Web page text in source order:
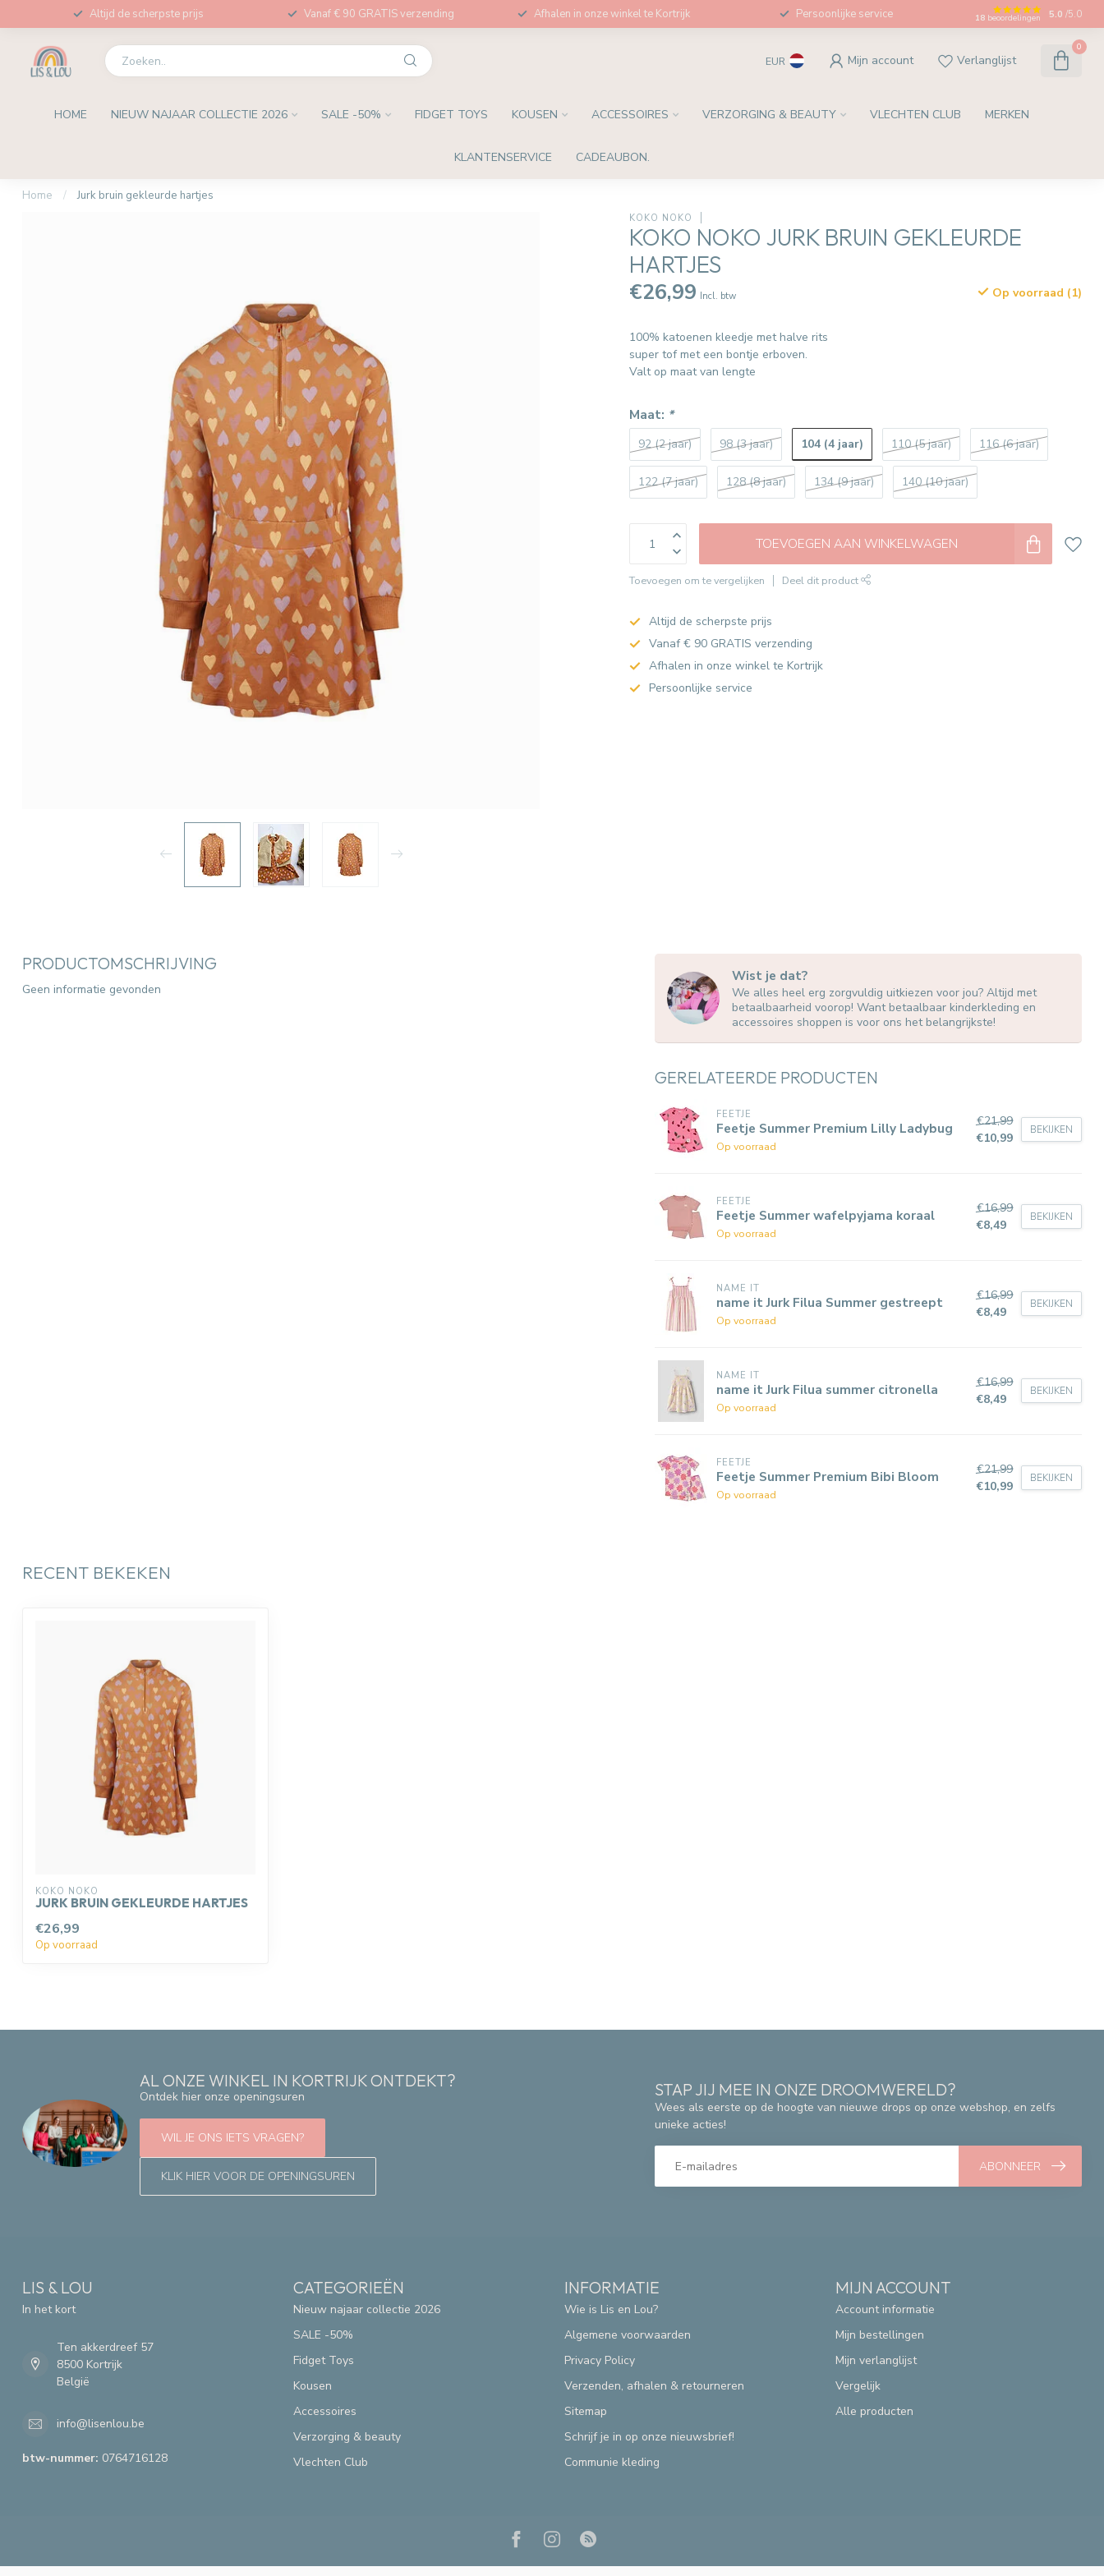
Altijd de scherpste prijs Vanaf € 90 GRATIS verzending Afhalen in onze winkel te Kortrijk Persoonlijke service 18 beoordelingen 5.0 /5.0
EUR Mijn account Verlanglijst
0
HOME NIEUW NAJAAR COLLECTIE 2026 SALE -50% FIDGET TOYS KOUSEN ACCESSOIRES VERZORGING & BEAUTY VLECHTEN CLUB MERKEN
KLANTENSERVICE CADEAUBON.
Home / Jurk bruin gekleurde hartjes
KOKO NOKO
KOKO NOKO JURK BRUIN GEKLEURDE
HARTJES
€26,99 Incl. btw Op voorraad (1)
100% katoenen kleedje met halve rits
super tof met een bontje erboven.
Valt op maat van lengte
Maat: *
92 (2 jaar) 98 (3 jaar) 104 (4 jaar) 110 (5 jaar) 116 (6 jaar)
122 (7 jaar) 128 (8 jaar) 134 (9 jaar) 140 (10 jaar)
TOEVOEGEN AAN WINKELWAGEN
Toevoegen om te vergelijken Deel dit product
Altijd de scherpste prijs
Vanaf € 90 GRATIS verzending
Afhalen in onze winkel te Kortrijk
Persoonlijke service
PRODUCTOMSCHRIJVING
Geen informatie gevonden
Wist je dat?
We alles heel erg zorgvuldig uitkiezen voor jou? Altijd met
betaalbaarheid voorop! Want betaalbaar kinderkleding en
accessoires shoppen is voor ons het belangrijkste!
GERELATEERDE PRODUCTEN
FEETJE
Feetje Summer Premium Lilly Ladybug
Op voorraad
€21,99
€10,99
BEKIJKEN
FEETJE
Feetje Summer wafelpyjama koraal
Op voorraad
€16,99
€8,49
BEKIJKEN
NAME IT
name it Jurk Filua Summer gestreept
Op voorraad
€16,99
€8,49
BEKIJKEN
NAME IT
name it Jurk Filua summer citronella
Op voorraad
€16,99
€8,49
BEKIJKEN
FEETJE
Feetje Summer Premium Bibi Bloom
Op voorraad
€21,99
€10,99
BEKIJKEN
RECENT BEKEKEN
KOKO NOKO
JURK BRUIN GEKLEURDE HARTJES
€26,99
Op voorraad
AL ONZE WINKEL IN KORTRIJK ONTDEKT?
Ontdek hier onze openingsuren
WIL JE ONS IETS VRAGEN?
KLIK HIER VOOR DE OPENINGSUREN
STAP JIJ MEE IN ONZE DROOMWERELD?
Wees als eerste op de hoogte van nieuwe drops op onze webshop, en zelfs
unieke acties!
ABONNEER
LIS & LOU
In het kort
Ten akkerdreef 57
8500 Kortrijk
België
info@lisenlou.be
btw-nummer: 0764716128
CATEGORIEËN
Nieuw najaar collectie 2026
SALE -50%
Fidget Toys
Kousen
Accessoires
Verzorging & beauty
Vlechten Club
INFORMATIE
Wie is Lis en Lou?
Algemene voorwaarden
Privacy Policy
Verzenden, afhalen & retourneren
Sitemap
Schrijf je in op onze nieuwsbrief!
Communie kleding
MIJN ACCOUNT
Account informatie
Mijn bestellingen
Mijn verlanglijst
Vergelijk
Alle producten